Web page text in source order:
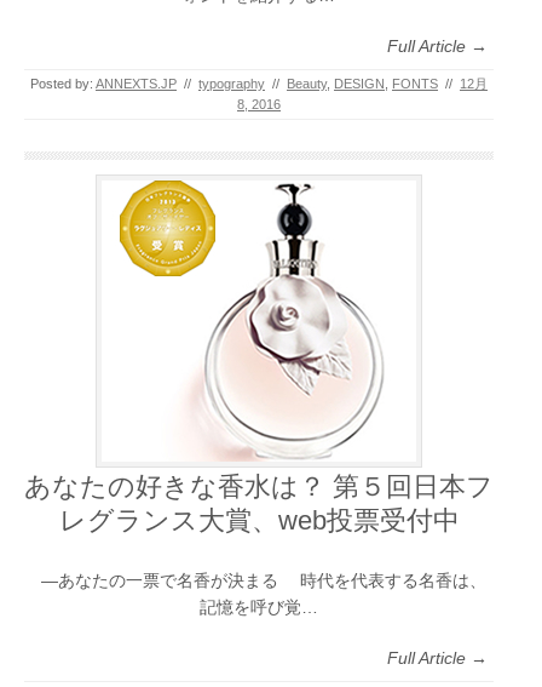
Full Article →
Posted by: ANNEXTS.JP // typography // Beauty, DESIGN FONTS // 12月
8, 2016
あなたの好きな香水は？ 第５回日本フ
レグランス大賞、web投票受付中
―あなたの一票で名香が決まる 時代を代表する名香は、
記憶を呼び覚…
Full Article →